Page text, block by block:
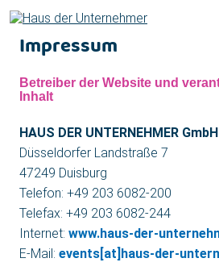
Über uns
Tagen
Feiern
Unsere Räume
[uv]campus |
Impressum
Betreiber der Website und
Inhalt
HAUS DER UNTERNEHMER GmbH
Düsseldorfer Landstraße 7
47249 Duisburg
Telefon: +49 203 6082-200
Telefax: +49 203 6082-244
Internet: www.haus-der-
E-Mail: events[at]haus-der-